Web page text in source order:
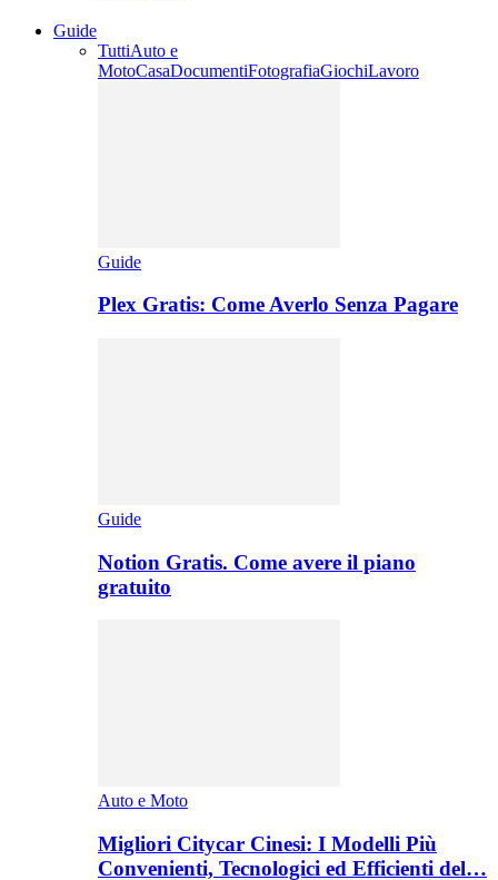
Guide
TuttiAuto e
MotoCasaDocumentiFotografiaGiochiLavoro
Guide
Plex Gratis: Come Averlo Senza Pagare
Guide
Notion Gratis. Come avere il piano
gratuito
Auto e Moto
Migliori Citycar Cinesi: I Modelli Più
Convenienti, Tecnologici ed Efficienti del…